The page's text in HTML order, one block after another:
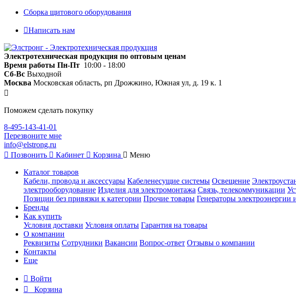
Сборка щитового оборудования
Написать нам
Электротехническая продукция по оптовым ценам
Время работы Пн-Пт 10:00 - 18:00
Сб-Вс Выходной
Москва Московская область, рп Дрожжино, Южная ул, д. 19 к. 1
Поможем сделать покупку
8-495-143-41-01
Перезвоните мне
info@elstrong.ru
Позвонить
Кабинет Корзина Меню
Каталог товаров
Кабели, провода и аксессуары Кабеленесущие системы Освещение
электрооборудование Изделия для электромонтажа Связь, телекоммуникации
Позиции без привязки к категории Прочие товары Генераторы электроэнергии
Бренды
Как купить
Условия доставки Условия оплаты Гарантия на товары
О компании
Реквизиты Сотрудники Вакансии Вопрос-ответ Отзывы о компании
Контакты
Еще
Войти
Корзина